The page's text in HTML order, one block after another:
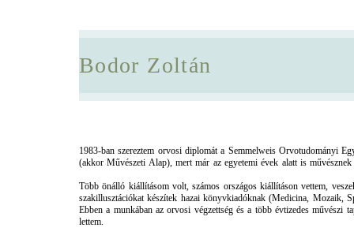
Bodor Zoltán
1983-ban szereztem orvosi diplomát a Semmelweis Orvotudományi
(akkor Művészeti Alap), mert már az egyetemi évek alatt is művésznek
Több önálló kiállításom volt, számos országos kiállításon vettem,
szakillusztációkat készítek hazai könyvkiadóknak (Medicina, Mozaik,
Ebben a munkában az orvosi végzettség és a több évtizedes
lettem.